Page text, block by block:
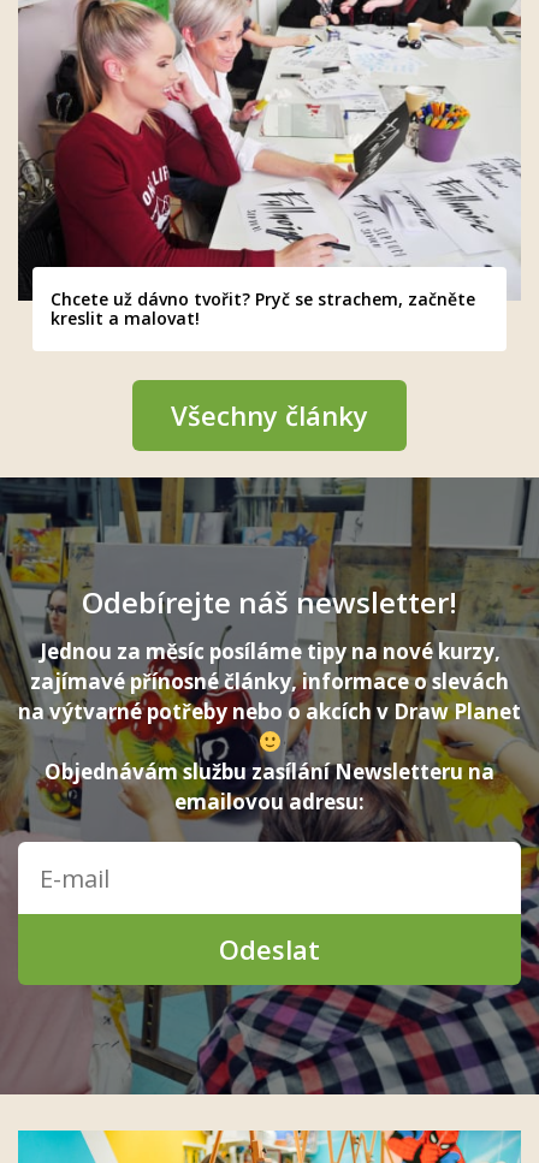
Chcete už dávno tvořit? Pryč se strachem, začněte
kreslit a malovat!
Všechny články
Odebírejte náš newsletter!
Jednou za měsíc posíláme tipy na nové kurzy,
zajímavé přínosné články, informace o slevách
na výtvarné potřeby nebo o akcích v Draw Planet
Objednávám službu zasílání Newsletteru na
emailovou adresu:
Odeslat